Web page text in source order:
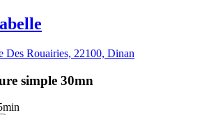
Des Rouairies, 22100, Dinan
simple 30mn